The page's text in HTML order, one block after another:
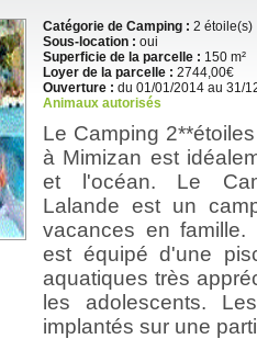
Catégorie de Camping : 2 étoile(s)
Sous-location : oui
Superficie de la parcelle : 150 m²
Loyer de la parcelle : 2744,00€
Ouverture : du 01/01/2014 au 31/
Animaux autorisés
Le Camping
à Mimizan est
et l'océan. Le
Lalande est un
vacances en
est équipé d'une
aquatiques très
les adolescents.
implantés sur une